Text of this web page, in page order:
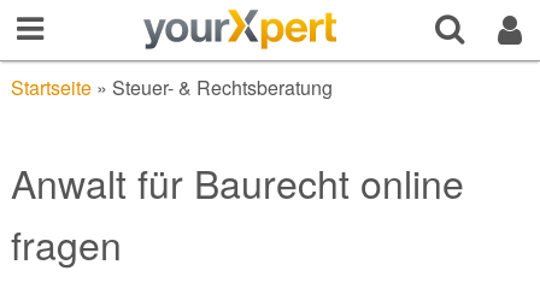
Startseite» Steuer- & Rechtsberatung
Anwalt für Baurecht online
fragen